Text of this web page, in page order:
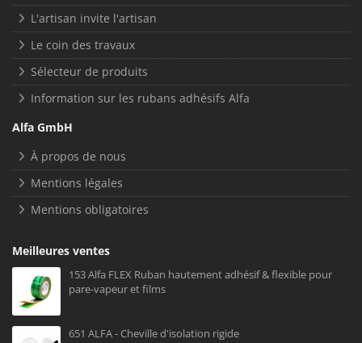
L'artisan invite l'artisan
Le coin des travaux
Sélecteur de produits
Information sur les rubans adhésifs Alfa
Alfa GmbH
À propos de nous
Mentions légales
Mentions obligatoires
Meilleures ventes
153 Alfa FLEX Ruban hautement adhésif & flexible pour
pare-vapeur et films
651 ALFA - Cheville d'isolation rigide